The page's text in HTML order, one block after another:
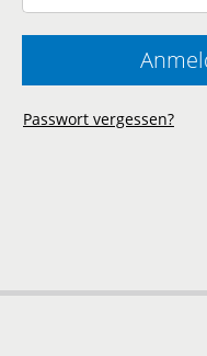
Passwort vergessen?